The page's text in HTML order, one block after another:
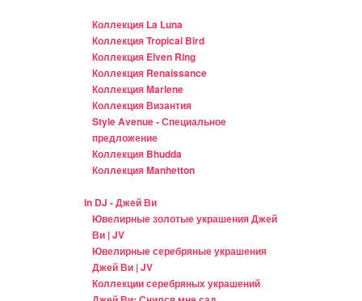
Коллекция La Luna
Коллекция Tropical Bird
Коллекция Elven Ring
Коллекция Renaissance
Коллекция Marlene
Коллекция Византия
Style Avenue - Специальное
предложение
Коллекция Bhudda
Коллекция Manhetton
In DJ - Джей Ви
Ювелирные золотые украшения Джей
Ви | JV
Ювелирные серебряные украшения
Джей Ви | JV
Коллекции серебряных украшений